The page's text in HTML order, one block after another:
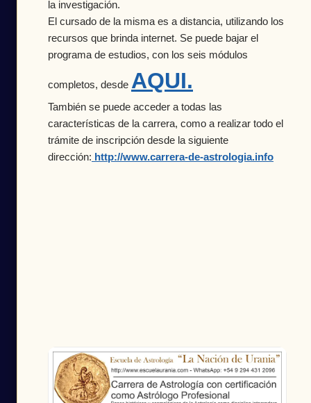
la investigación.
El cursado de la misma es a distancia, utilizando los
recursos que brinda internet. Se puede bajar el
programa de estudios, con los seis módulos
completos, desde AQUI.
También se puede acceder a todas las
características de la carrera, como a realizar todo el
trámite de inscripción desde la siguiente
dirección: http://www.carrera-de-astrologia.info